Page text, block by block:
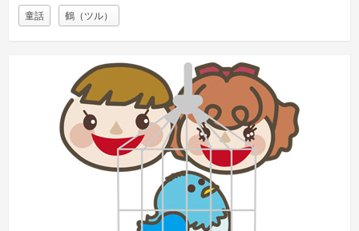
童話 鶴（ツル）